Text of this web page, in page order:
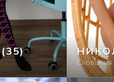
(35)
Словакия